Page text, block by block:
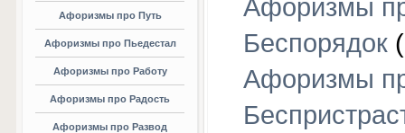
Афоризмы про Путь
Афоризмы про Пьедестал
Афоризмы про Работу
Афоризмы про Радость
Афоризмы про Развод
Афоризмы
Беспорядок
Афоризмы